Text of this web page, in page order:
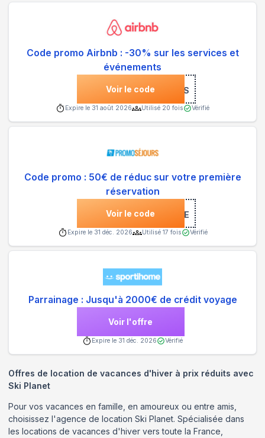
Code promo Airbnb : -30% sur les services et
événements
Voir le code
***PYSERVICES
Expire le 31 août 2026 Utilisé 20 fois Vérifié
Code promo : 50€ de réduc sur votre première
réservation
Voir le code***NVENUE
Expire le 31 déc. 2026 Utilisé 17 fois Vérifié
Parrainage : Jusqu'à 2000€ de crédit voyage
Voir l'offre
Expire le 31 déc. 2026 Vérifié
Offres de location de vacances d'hiver à prix réduits avec
Ski Planet
Pour vos vacances en famille, en amoureux ou entre amis,
choisissez l'agence de location Ski Planet. Spécialisée dans
les locations de vacances d'hiver vers toute la France,